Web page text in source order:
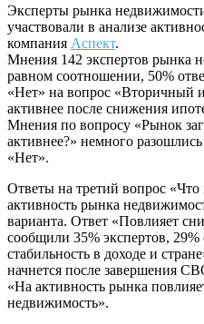
Эксперты рынка
участвовали в анализе
компания Аспект.
Мнения 142 экспертов рынка
равном соотношении, 50%
«Нет» на вопрос «Вторичный
активнее после снижения
Мнения по вопросу «Рынок
активнее?» немного
«Нет».
Ответы на третий вопрос
активность рынка
варианта. Ответ «Повлияет
сообщили 35% экспертов, 29%
стабильность в доходе и
начнется после завершения
«На активность рынка
недвижимость».